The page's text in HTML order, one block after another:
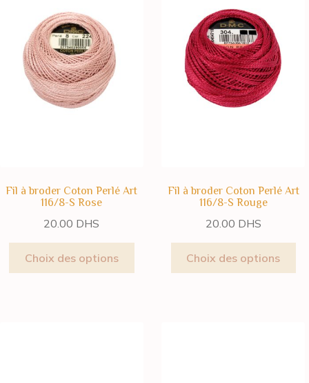
Fil à broder Coton Perlé Art
116/8-S Rose
20.00 DHS
Choix des options
Fil à broder Coton Perlé Art
116/8-S Rouge
20.00 DHS
Choix des options